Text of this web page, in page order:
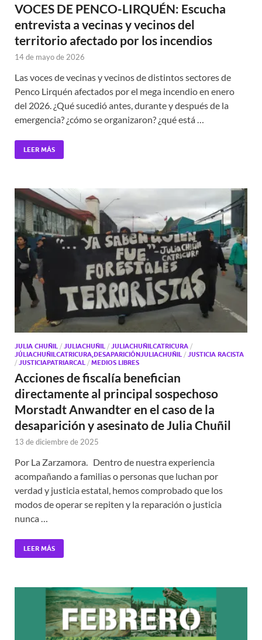
VOCES DE PENCO-LIRQUÉN: Escucha
entrevista a vecinas y vecinos del
territorio afectado por los incendios
14 de mayo de 2026
Las voces de vecinas y vecinos de distintos sectores de
Penco Lirquén afectados por el mega incendio en enero
del 2026. ¿Qué sucedió antes, durante y después de la
emergencia? ¿cómo se organizaron? ¿qué está …
LEER MÁS
JULIA CHUÑIL / JULIACHUÑIL / JULIACHUÑILCATRICURA /
JÚLIACHUÑILCATRICURA,DESAPARICIÓNJULIACHUÑIL / JUSTICIA RACISTA
/ JUSTICIAPATRIARCAL / MEDIOS LIBRES
Acciones de fiscalía benefician
directamente al principal sospechoso
Morstadt Anwandter en el caso de la
desaparición y asesinato de Julia Chuñil
13 de diciembre de 2025
Por La Zarzamora. Dentro de nuestra experiencia
acompañando a familias o personas que luchan por
verdad y justicia estatal, hemos comprobado que los
modos de operar se repiten y la reparación o justicia
nunca …
LEER MÁS